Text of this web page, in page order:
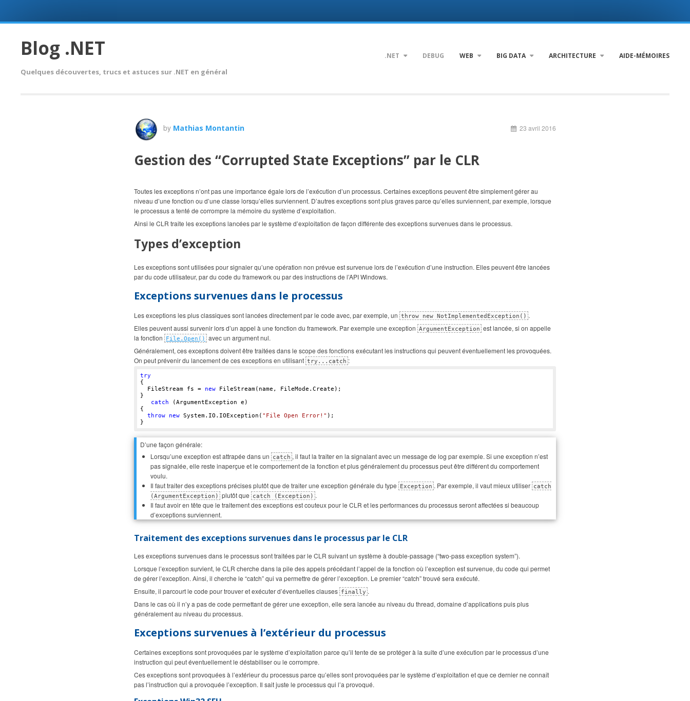
to
content
Blog .NET
Quelques découvertes, trucs et astuces sur .NET en général
.NET DEBUG WEB BIG DATA ARCHITECTURE AIDE-MÉMOIRES
23 avril 2016
by Mathias Montantin
Gestion des “Corrupted State Exceptions” par le CLR
Toutes les exceptions n’ont pas une importance égale lors de l’exécution d’un processus. Certaines exceptions peuvent être simplement gérer au
niveau d’une fonction ou d’une classe lorsqu’elles surviennent. D’autres exceptions sont plus graves parce qu’elles surviennent, par exemple, lorsque
le processus a tenté de corrompre la mémoire du système d’exploitation.
Ainsi le CLR traite les exceptions lancées par le système d’exploitation de façon différente des exceptions survenues dans le processus.
Types d’exception
Les exceptions sont utilisées pour signaler qu’une opération non prévue est survenue lors de l’exécution d’une instruction. Elles peuvent être lancées
par du code utilisateur, par du code du framework ou par des instructions de l’API Windows.
Exceptions survenues dans le processus
Les exceptions les plus classiques sont lancées directement par le code avec, par exemple, un throw new NotImplementedException() .
Elles peuvent aussi survenir lors d’un appel à une fonction du framework. Par exemple une exception ArgumentException est lancée, si on appelle
la fonction File.Open()
avec un argument nul.
Généralement, ces exceptions doivent être traitées dans le scope des fonctions exécutant les instructions qui peuvent éventuellement les provoquées.
On peut prévenir du lancement de ces exceptions en utilisant try...catch :
try
{
  FileStream fs =
new FileStream(name, FileMode.Create);
}
catch (ArgumentException e)
{
throw
new System.IO.IOException( "File Open Error!" );
}
D’une façon générale:
Lorsqu’une exception est attrapée dans un catch , il faut la traiter en la signalant avec un message de log par exemple. Si une exception n’est
pas signalée, elle reste inaperçue et le comportement de la fonction et plus généralement du processus peut être différent du comportement
voulu.
Il faut traiter des exceptions précises plutôt que de traiter une exception générale du type Exception . Par exemple, il vaut mieux utiliser catch
(ArgumentException)
plutôt que catch (Exception) .
Il faut avoir en tête que le traitement des exceptions est couteux pour le CLR et les performances du processus seront affectées si beaucoup
d’exceptions surviennent.
Traitement des exceptions survenues dans le processus par le CLR
Les exceptions survenues dans le processus sont traitées par le CLR suivant un système à double-passage (“two-pass exception system”).
Lorsque l’exception survient, le CLR cherche dans la pile des appels précédant l’appel de la fonction où l’exception est survenue, du code qui permet
de gérer l’exception. Ainsi, il cherche le “catch” qui va permettre de gérer l’exception. Le premier “catch” trouvé sera exécuté.
Ensuite, il parcourt le code pour trouver et exécuter d’éventuelles clauses finally .
Dans le cas où il n’y a pas de code permettant de gérer une exception, elle sera lancée au niveau du thread, domaine d’applications puis plus
généralement au niveau du processus.
Exceptions survenues à l’extérieur du processus
Certaines exceptions sont provoquées par le système d’exploitation parce qu’il tente de se protéger à la suite d’une exécution par le processus d’une
instruction qui peut éventuellement le déstabiliser ou le corrompre.
Ces exceptions sont provoquées à l’extérieur du processus parce qu’elles sont provoquées par le système d’exploitation et que ce dernier ne connaît
pas l’instruction qui a provoquée l’exception. Il sait juste le processus qui l’a provoqué.